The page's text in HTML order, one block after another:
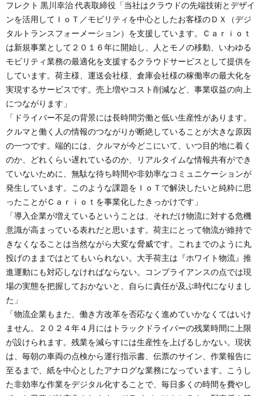
フレクト 黒川幸治 代表取締役「当社はクラウドの先端技術とデザイ
ンを活用してＩｏＴ／モビリティを中心としたお客様のＤＸ（デジ
タルトランスフォーメーション）を支援しています。Ｃａｒｉｏｔ
は新規事業として２０１６年に開始し、人とモノの移動、いわゆる
モビリティ業務の最適化を支援するクラウドサービスとして提供を
しています。荷主様、運送会社様、倉庫会社様の稼働率の最大化を
実現するサービスです。売上増やコスト削減など、事業収益の向上
につながります」
「ドライバー不足の背景には長時間労働と低い生産性があります。
クルマと働く人の情報のつながりが断絶していることが大きな原因
の一つです。端的には、クルマが今どこにいて、いつ目的地に着く
のか、どれくらい遅れているのか、リアルタイムな情報共有ができ
ていないために、無駄な待ち時間や非効率なコミュニケーションが
発生しています。このような課題をＩｏＴで解決したいと純粋に思
ったことがＣａｒｉｏｔを事業化したきっかけです」
「導入企業が増えているということは、それだけ物流に対する危機
意識が高まっている表れだと思います。荷主にとって物流が維持で
きなくなることは当然ながら大変な脅威です。これまでのように丸
投げのままではとてもいられない。大手荷主は『ホワイト物流』推
進運動にも対応しなければならない。コンプライアンスの点では現
場の実態を把握しておかないと、自らに責任が及ぶ時代になりまし
た」
「物流企業もまた、働き方改革を否応なく進めていかなくてはいけ
ません。２０２４年４月にはトラックドライバーの残業時間に上限
が設けられます。残業を減らすには生産性を上げるしかない。現状
は、毎朝の車両の点検から運行指示書、伝票のサイン、作業報告に
至るまで、紙を中心としたアナログな業務になっています。こうし
た非効率な作業をデジタル化することで、毎日多くの時間を費やし